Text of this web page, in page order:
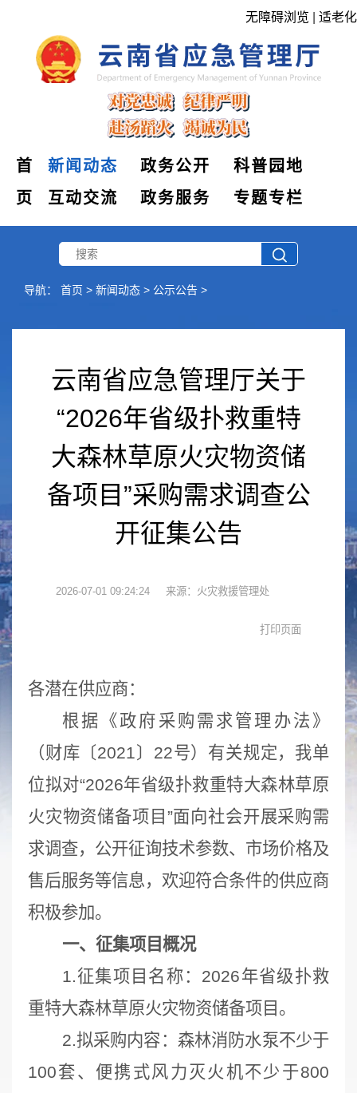
无障碍浏览 适老化
首
页
新闻动态 政务公开
科普园地
互动交流
政务服务 专题专栏
导航： 首页 > 新闻动态 > 公示公告 >
云南省应急管理厅关于
“2026年省级扑救重特
大森林草原火灾物资储
备项目”采购需求调查公
开征集公告
2026-07-01 09:24:24 来源：火灾救援管理处
各潜在供应商：
根据《政府采购需求管理办法》
（财库〔2021〕22号）有关规定，我单
位拟对“2026年省级扑救重特大森林草原
火灾物资储备项目”面向社会开展采购需
求调查，公开征询技术参数、市场价格及
售后服务等信息，欢迎符合条件的供应商
积极参加。
一、征集项目概况
1.征集项目名称：2026年省级扑救
重特大森林草原火灾物资储备项目。
2.拟采购内容：森林消防水泵不少于
100套、便携式风力灭火机不少于800